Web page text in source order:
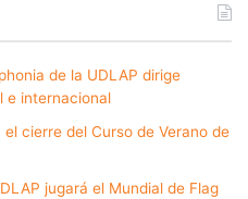
de la UDLAP dirige
e internacional
cierre del Curso de Verano de
jugará el Mundial de Flag